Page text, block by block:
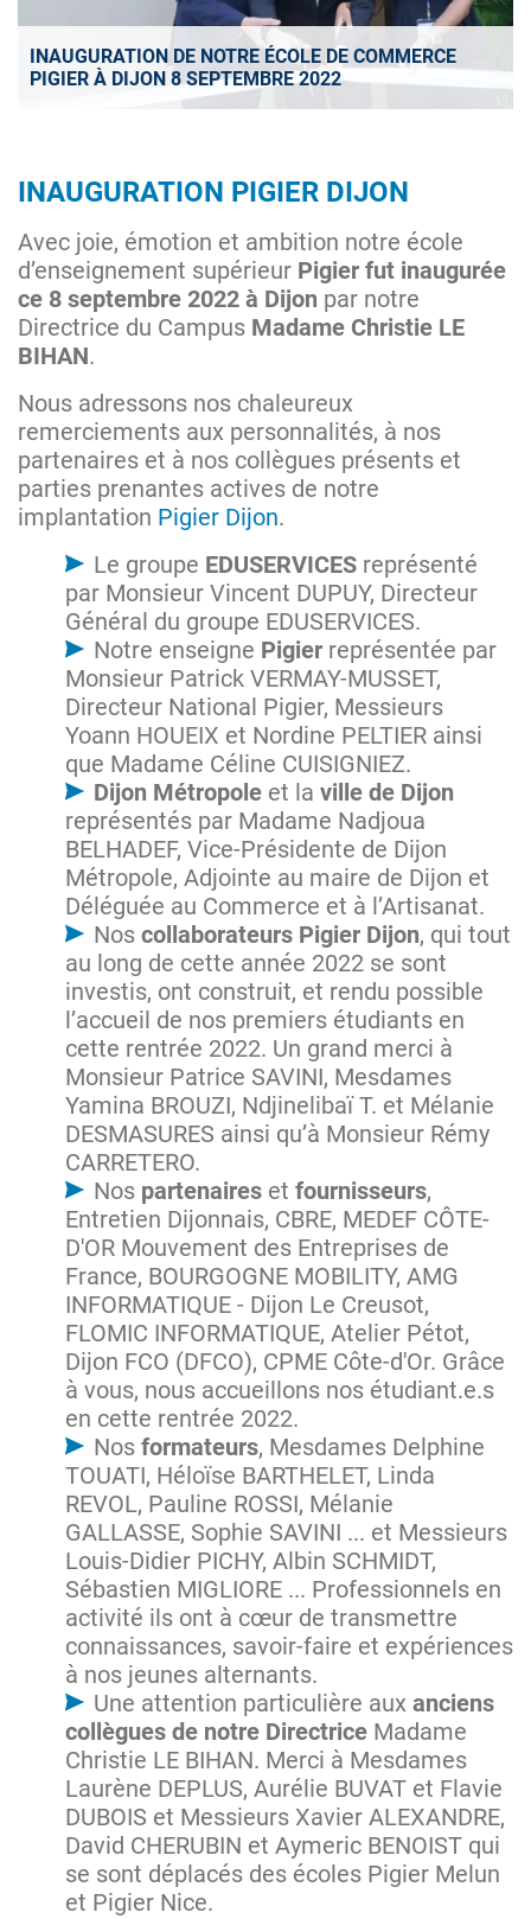
INAUGURATION DE NOTRE ÉCOLE DE COMMERCE
PIGIER À DIJON 8 SEPTEMBRE 2022
INAUGURATION PIGIER DIJON
Avec joie, émotion et ambition notre école
d’enseignement supérieur Pigier fut inaugurée
ce 8 septembre 2022 à Dijon par notre
Directrice du Campus Madame Christie LE
BIHAN.
Nous adressons nos chaleureux
remerciements aux personnalités, à nos
partenaires et à nos collègues présents et
parties prenantes actives de notre
implantation Pigier Dijon.
Le groupe EDUSERVICES représenté
par Monsieur Vincent DUPUY, Directeur
Général du groupe EDUSERVICES.
Notre enseigne Pigier représentée par
Monsieur Patrick VERMAY-MUSSET,
Directeur National Pigier, Messieurs
Yoann HOUEIX et Nordine PELTIER ainsi
que Madame Céline CUISIGNIEZ.
Dijon Métropole et la ville de Dijon
représentés par Madame Nadjoua
BELHADEF, Vice-Présidente de Dijon
Métropole, Adjointe au maire de Dijon et
Déléguée au Commerce et à l’Artisanat.
Nos collaborateurs Pigier Dijon, qui tout
au long de cette année 2022 se sont
investis, ont construit, et rendu possible
l’accueil de nos premiers étudiants en
cette rentrée 2022. Un grand merci à
Monsieur Patrice SAVINI, Mesdames
Yamina BROUZI, Ndjinelibaï T. et Mélanie
DESMASURES ainsi qu’à Monsieur Rémy
CARRETERO.
Nos partenaires et fournisseurs,
Entretien Dijonnais, CBRE, MEDEF CÔTE-
D'OR Mouvement des Entreprises de
France, BOURGOGNE MOBILITY, AMG
INFORMATIQUE - Dijon Le Creusot,
FLOMIC INFORMATIQUE, Atelier Pétot,
Dijon FCO (DFCO), CPME Côte-d'Or. Grâce
à vous, nous accueillons nos étudiant.e.s
en cette rentrée 2022.
Nos formateurs, Mesdames Delphine
TOUATI, Héloïse BARTHELET, Linda
REVOL, Pauline ROSSI, Mélanie
GALLASSE, Sophie SAVINI ... et Messieurs
Louis-Didier PICHY, Albin SCHMIDT,
Sébastien MIGLIORE ... Professionnels en
activité ils ont à cœur de transmettre
connaissances, savoir-faire et expériences
à nos jeunes alternants.
Une attention particulière aux anciens
collègues de notre Directrice Madame
Christie LE BIHAN. Merci à Mesdames
Laurène DEPLUS, Aurélie BUVAT et Flavie
DUBOIS et Messieurs Xavier ALEXANDRE,
David CHERUBIN et Aymeric BENOIST qui
se sont déplacés des écoles Pigier Melun
et Pigier Nice.